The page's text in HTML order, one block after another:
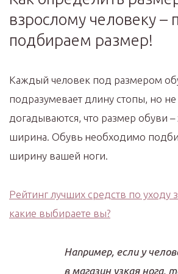
взрослому человеку –
подбираем размер!
Каждый человек под размером
подразумевает длину стопы, но не
догадываются, что размер обуви –
ширина. Обувь необходимо
ширину вашей ноги.
Рейтинг лучших средств по
какие выбираете вы?
Например, если у
в магазин узкая нога,